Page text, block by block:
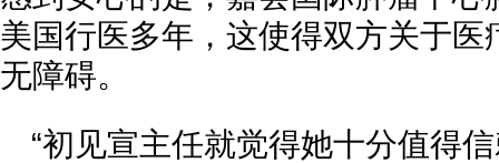
美国行医多年，这使得双方关于
无障碍。
“初见宣主任就觉得她十分值得